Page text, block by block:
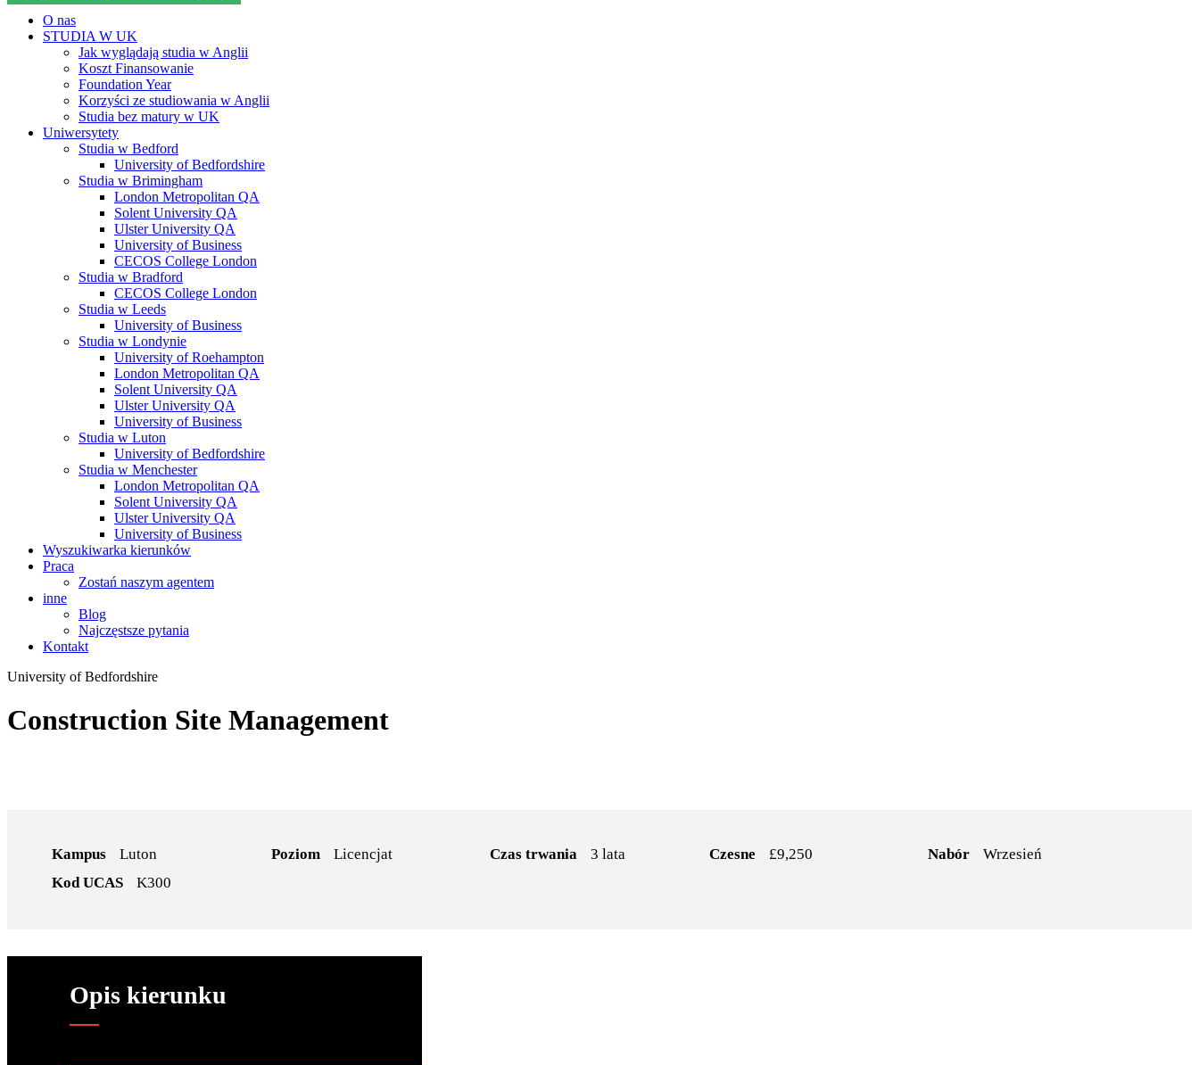
O nas
STUDIA W UK
Jak wyglądają studia w Anglii
Koszt Finansowanie
Foundation Year
Korzyści ze studiowania w Anglii
Studia bez matury w UK
Uniwersytety
Studia w Bedford
University of Bedfordshire
Studia w Brimingham
London Metropolitan QA
Solent University QA
Ulster University QA
University of Business
CECOS College London
Studia w Bradford
CECOS College London
Studia w Leeds
University of Business
Studia w Londynie
University of Roehampton
London Metropolitan QA
Solent University QA
Ulster University QA
University of Business
Studia w Luton
University of Bedfordshire
Studia w Menchester
London Metropolitan QA
Solent University QA
Ulster University QA
University of Business
Wyszukiwarka kierunków
Praca
Zostań naszym agentem
inne
Blog
Najczęstsze pytania
Kontakt
University of Bedfordshire
Construction Site Management
Kampus Luton Poziom Licencjat Czas trwania 3 lata Czesne £9,250 Nabór
Wrzesień
Kod UCAS
K300
Opis kierunku